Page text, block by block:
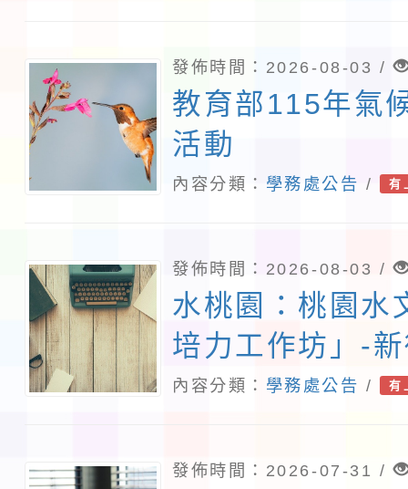
運動
發佈時間：2026-08-03 /
教育部115年氣
活動
內容分類： 學務處公告 / 有
發佈時間：2026-08-03 /
水桃園：桃園水
培力工作坊」-
文資串聯地方夥
內容分類： 學務處公告 / 有
發佈時間：2026-07-31 /